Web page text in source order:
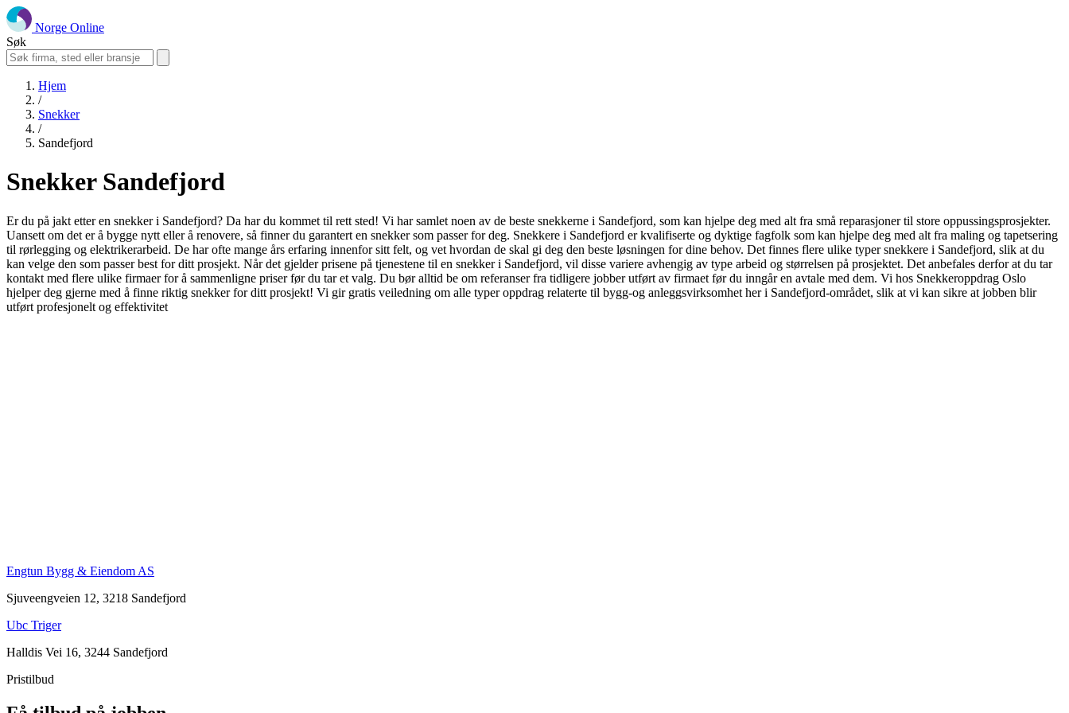
Norge Online
Søk
Hjem
/
Snekker
/
Sandefjord
Snekker Sandefjord
Er du på jakt etter en snekker i Sandefjord? Da har du kommet til rett sted! Vi har samlet noen av de beste snekkerne i Sandefjord, som kan hjelpe deg med alt fra små reparasjoner til store oppussingsprosjekter.
Uansett om det er å bygge nytt eller å renovere, så finner du garantert en snekker som passer for deg. Snekkere i Sandefjord er kvalifiserte og dyktige fagfolk som kan hjelpe deg med alt fra maling og tapetsering
til rørlegging og elektrikerarbeid. De har ofte mange års erfaring innenfor sitt felt, og vet hvordan de skal gi deg den beste løsningen for dine behov. Det finnes flere ulike typer snekkere i Sandefjord, slik at du
kan velge den som passer best for ditt prosjekt. Når det gjelder prisene på tjenestene til en snekker i Sandefjord, vil disse variere avhengig av type arbeid og størrelsen på prosjektet. Det anbefales derfor at du tar
kontakt med flere ulike firmaer for å sammenligne priser før du tar et valg. Du bør alltid be om referanser fra tidligere jobber utført av firmaet før du inngår en avtale med dem. Vi hos Snekkeroppdrag Oslo
hjelper deg gjerne med å finne riktig snekker for ditt prosjekt! Vi gir gratis veiledning om alle typer oppdrag relaterte til bygg-og anleggsvirksomhet her i Sandefjord-området, slik at vi kan sikre at jobben blir
utført profesjonelt og effektivitet
Engtun Bygg & Eiendom AS
Sjuveengveien 12, 3218 Sandefjord
Ubc Triger
Halldis Vei 16, 3244 Sandefjord
Pristilbud